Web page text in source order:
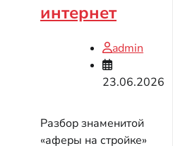
интернет
admin
23.06.2026
Разбор знаменитой
«аферы на стройке»